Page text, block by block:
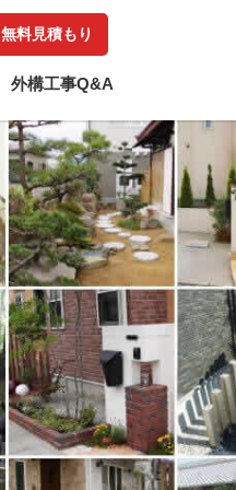
無料見積もり
外構工事Q&A